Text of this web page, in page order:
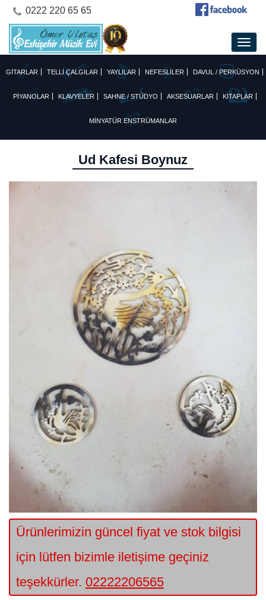
0222 220 65 65
GİTARLAR TELLİ ÇALGILAR YAYLILAR NEFESLİLER DAVUL / PERKÜSYON
PİYANOLAR KLAVYELER SAHNE / STÜDYO AKSESUARLAR KİTAPLAR
MİNYATÜR ENSTRÜMANLAR
Ud Kafesi Boynuz
Ürünlerimizin güncel fiyat ve stok bilgisi
için lütfen bizimle iletişime geçiniz
teşekkürler. 02222206565